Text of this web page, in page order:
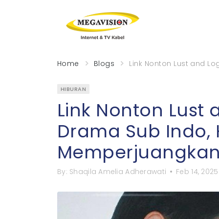
Home Blogs Link Nonton Lust and
HIBURAN
Link Nonton Lust
Drama Sub Indo,
By: Shaqila Amelia Adherawati Feb 14, 2025